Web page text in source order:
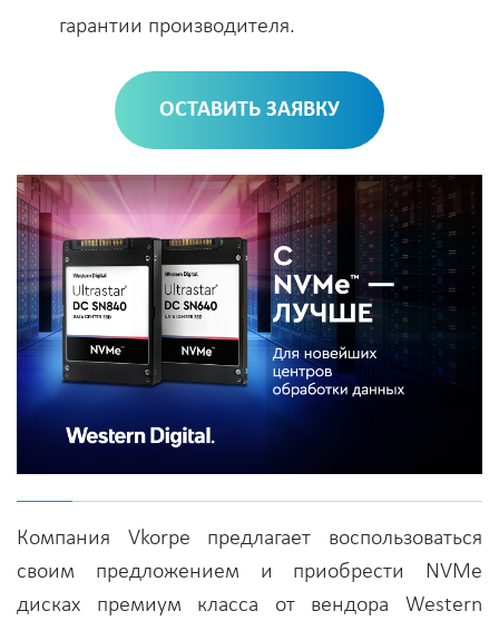
гарантии производителя.
ОСТАВИТЬ ЗАЯВКУ
Компания Vkorpe предлагает воспользоваться
своим предложением и приобрести NVMe
дисках премиум класса от вендора Western